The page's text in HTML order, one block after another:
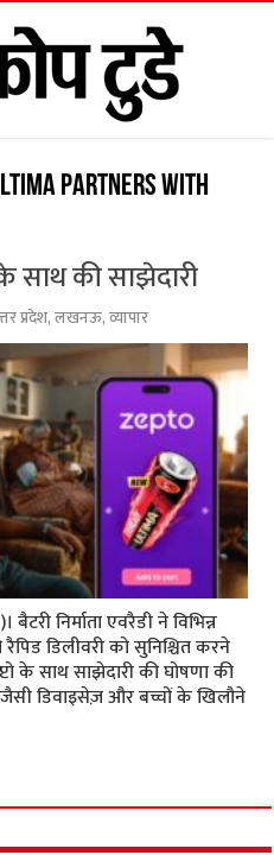
partners with
साथ की साझेदारी
प्रदेश,लखनऊ,व्यापार
निर्माता एवरैडी ने विभिन्न
डिलीवरी को सुनिश्चित करने
के साथ साझेदारी की घोषणा की
जैसी डिवाइसेज़ और बच्चों के खिलौने